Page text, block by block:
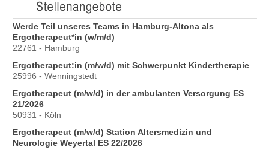
Werde Teil unseres Teams in Hamburg-Altona als
Ergotherapeut*in (w/m/d)
22761 - Hamburg
Ergotherapeut:in (m/w/d) mit Schwerpunkt Kindertherapie
25996 - Wenningstedt
Ergotherapeut (m/w/d) in der ambulanten Versorgung ES
21/2026
50931 - Köln
Ergotherapeut (m/w/d) Station Altersmedizin und
Neurologie Weyertal ES 22/2026